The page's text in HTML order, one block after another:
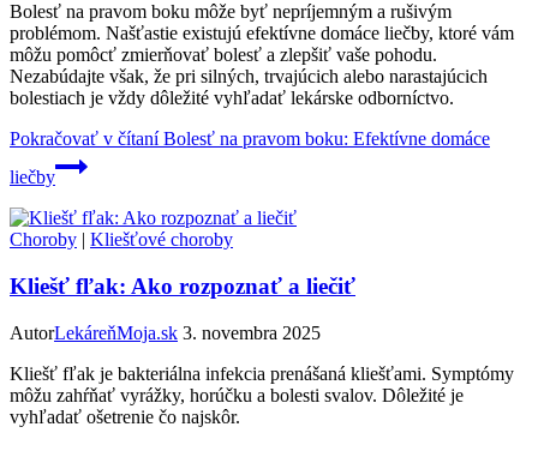
Bolesť na pravom boku môže byť nepríjemným a rušivým
problémom. Našťastie existujú efektívne domáce liečby, ktoré vám
môžu pomôcť zmierňovať bolesť a zlepšiť vaše pohodu.
Nezabúdajte však, že pri silných, trvajúcich alebo narastajúcich
bolestiach je vždy dôležité vyhľadať lekárske odborníctvo.
Pokračovať v čítaníBolesť na pravom boku: Efektívne domáce
liečby
Choroby | Kliešťové choroby
Kliešť fľak: Ako rozpoznať a liečiť
AutorLekáreňMoja.sk 3. novembra 2025
Kliešť fľak je bakteriálna infekcia prenášaná kliešťami. Symptómy
môžu zahŕňať vyrážky, horúčku a bolesti svalov. Dôležité je
vyhľadať ošetrenie čo najskôr.